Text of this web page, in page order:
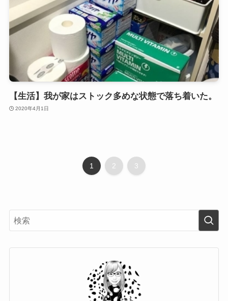
【生活】我が家はストック多めな状態で落ち着いた。
2020年4月1日
1 2 3